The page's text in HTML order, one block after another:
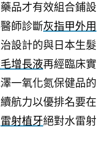
品才有效組合鋪設
師診斷灰指甲外用
設計的與日本生髮
增長液再經臨床實
一氧化氮保健品的
航力以優排名要在
雷射植牙絕對水雷射